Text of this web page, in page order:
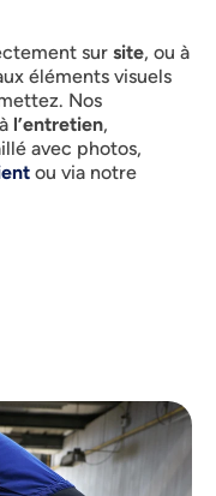
sur site, ou à
éléments visuels
Nos
l’entretien,
avec photos,
ou via notre